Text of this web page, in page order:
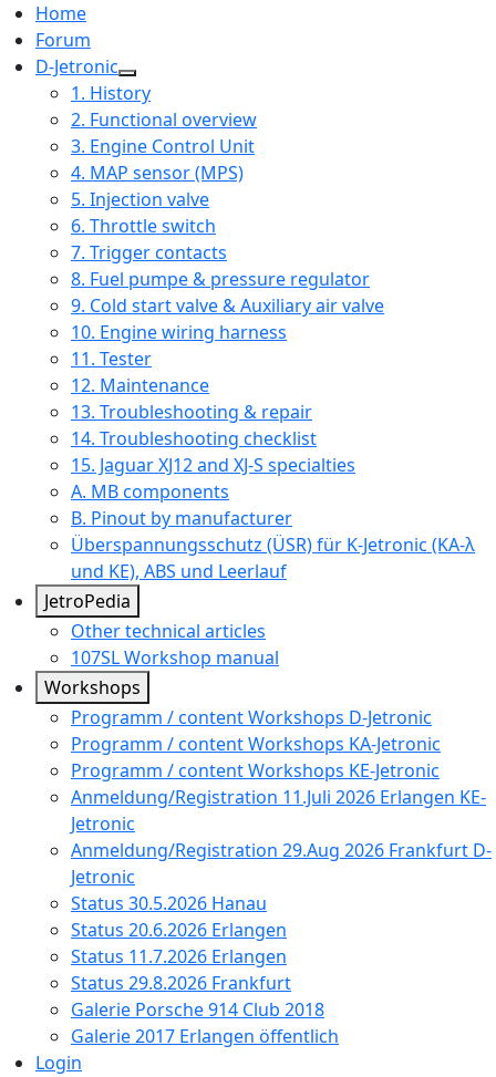
Home
Forum
D-Jetronic
1. History
2. Functional overview
3. Engine Control Unit
4. MAP sensor (MPS)
5. Injection valve
6. Throttle switch
7. Trigger contacts
8. Fuel pumpe & pressure regulator
9. Cold start valve & Auxiliary air valve
10. Engine wiring harness
11. Tester
12. Maintenance
13. Troubleshooting & repair
14. Troubleshooting checklist
15. Jaguar XJ12 and XJ-S specialties
A. MB components
B. Pinout by manufacturer
Überspannungsschutz (ÜSR) für K-Jetronic (KA-λ
und KE), ABS und Leerlauf
JetroPedia
Other technical articles
107SL Workshop manual
Workshops
Programm / content Workshops D-Jetronic
Programm / content Workshops KA-Jetronic
Programm / content Workshops KE-Jetronic
Anmeldung/Registration 11.Juli 2026 Erlangen KE-
Jetronic
Anmeldung/Registration 29.Aug 2026 Frankfurt D-
Jetronic
Status 30.5.2026 Hanau
Status 20.6.2026 Erlangen
Status 11.7.2026 Erlangen
Status 29.8.2026 Frankfurt
Galerie Porsche 914 Club 2018
Galerie 2017 Erlangen öffentlich
Login